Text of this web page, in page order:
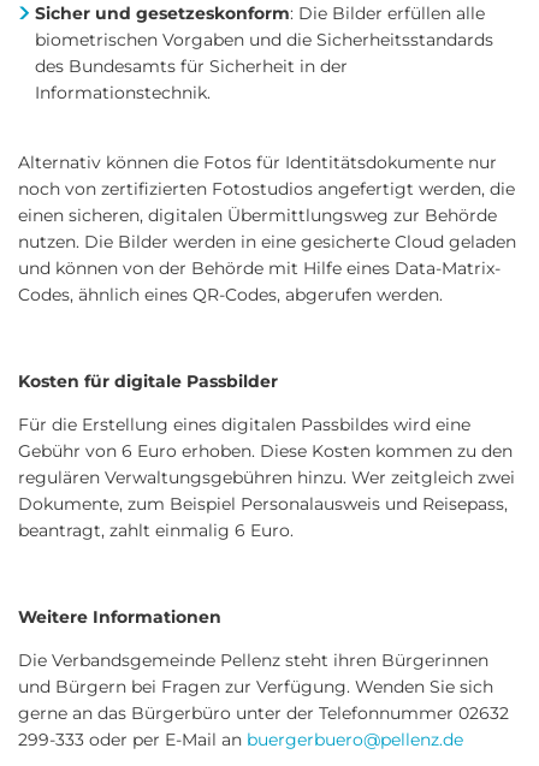
Sicher und gesetzeskonform: Die Bilder erfüllen alle
biometrischen Vorgaben und die Sicherheitsstandards
des Bundesamts für Sicherheit in der
Informationstechnik.
Alternativ können die Fotos für Identitätsdokumente nur
noch von zertifizierten Fotostudios angefertigt werden, die
einen sicheren, digitalen Übermittlungsweg zur Behörde
nutzen. Die Bilder werden in eine gesicherte Cloud geladen
und können von der Behörde mit Hilfe eines Data-Matrix-
Codes, ähnlich eines QR-Codes, abgerufen werden.
Kosten für digitale Passbilder
Für die Erstellung eines digitalen Passbildes wird eine
Gebühr von 6 Euro erhoben. Diese Kosten kommen zu den
regulären Verwaltungsgebühren hinzu. Wer zeitgleich zwei
Dokumente, zum Beispiel Personalausweis und Reisepass,
beantragt, zahlt einmalig 6 Euro.
Weitere Informationen
Die Verbandsgemeinde Pellenz steht ihren Bürgerinnen
und Bürgern bei Fragen zur Verfügung. Wenden Sie sich
gerne an das Bürgerbüro unter der Telefonnummer 02632
299-333 oder per E-Mail an buergerbuero@pellenz.de